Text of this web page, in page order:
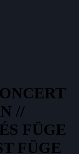
//
FÜGE
FÜGE